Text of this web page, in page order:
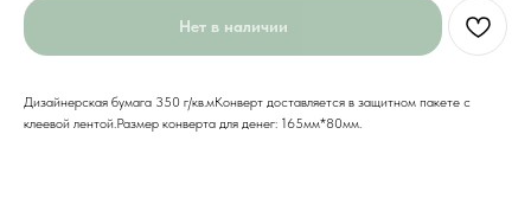
Нет в наличии
Дизайнерская бумага 350 г/кв.мКонверт доставляется в защитном пакете с
клеевой лентой.Размер конверта для денег: 165мм*80мм.